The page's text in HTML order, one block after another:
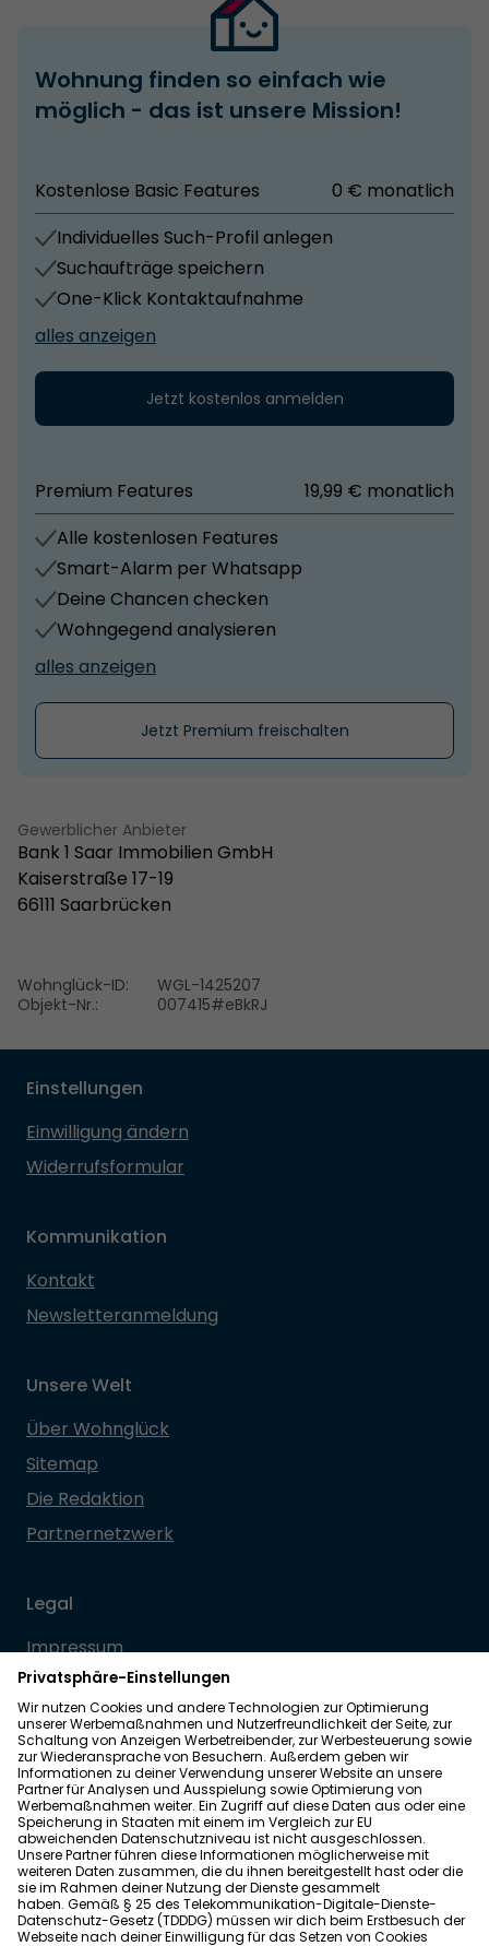
Wohnung finden so einfach wie
möglich - das ist unsere Mission!
Kostenlose Basic Features
0 € monatlich
Individuelles Such-Profil anlegen
Suchaufträge speichern
One-Klick Kontaktaufnahme
alles anzeigen
Jetzt kostenlos anmelden
Premium Features
19,99 € monatlich
Alle kostenlosen Features
Smart-Alarm per Whatsapp
Deine Chancen checken
Wohngegend analysieren
alles anzeigen
Jetzt Premium freischalten
Gewerblicher Anbieter
Bank 1 Saar Immobilien GmbH
Kaiserstraße 17-19
66111 Saarbrücken
Wohnglück-ID:
Objekt-Nr.:
WGL-1425207
007415#eBkRJ
Einstellungen
Einwilligung ändern
Widerrufsformular
Kommunikation
Kontakt
Newsletteranmeldung
Unsere Welt
Über Wohnglück
Sitemap
Die Redaktion
Partnernetzwerk
Legal
Impressum
Datenschutz
Allgemeine Geschäftsbedingungen
Barrierefreiheit